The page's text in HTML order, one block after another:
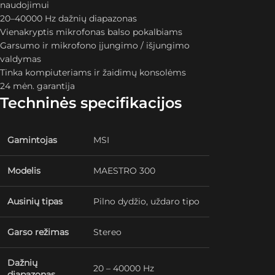
naudojimui
20–40000 Hz dažnių diapazonas
Vienakryptis mikrofonas balso pokalbiams
Garsumo ir mikrofono įjungimo / išjungimo
valdymas
Tinka kompiuteriams ir žaidimų konsolėms
24 mėn. garantija
Techninės specifikacijos
Gamintojas MSI
Modelis MAESTRO 300
Ausinių tipas Pilno dydžio, uždaro tipo
Garso režimas Stereo
Dažnių
20 – 40000 Hz